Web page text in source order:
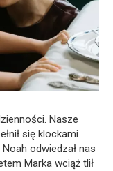
Nasze
się klockami
odwiedzał nas
Marka wciąż tlił